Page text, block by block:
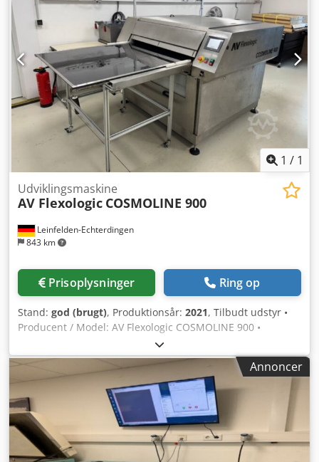
1 / 1
Leinfelden-Echterdingen
843 km
Udviklingsmaskine
AV Flexologic COSMOLINE 900
Prisoplysninger Ring op
Stand: god (brugt), Produktionsår: 2021, Tilbudt udstyr •
Producent / Model: AV Flexologic COSMOLINE 900 •
Produktionsår: 2021 • Serienr.: 051121-1059 • Stand:
Fremragende – maskinen var i aktiv drift indtil
virksomhedslukning og kan stadig inspiceres i funktionel
stand. Hvorfor vælge COSMOLINE 900? COSMOLINE 900 er
en inline vaske- og tørreenhed til fotopolymerplader. Den
er designet til at forenkle og accelerere
pladefremstillingen og sikrer samtidig ensartede resultater
i topkvalitet. ✅ Fuldt automatiseret inline-proces –
Annoncer